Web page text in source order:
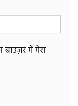
में मेरा